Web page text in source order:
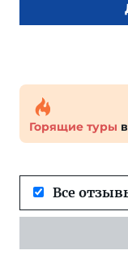
Горящие туры
Все